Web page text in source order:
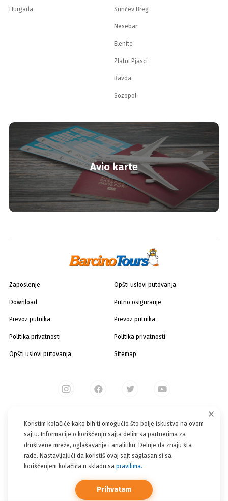
Hurgada Sunčev Breg
Nesebar
Elenite
Zlatni Pjasci
Ravda
Sozopol
Avio karte
Zaposlenje
Download
Prevoz putnika
Politika privatnosti
Opšti uslovi putovanja
Opšti uslovi putovanja
Putno osiguranje
Prevoz putnika
Politika privatnosti
Sitemap
Sajt turističke agencije BARCINO TOURS je informativnog karaktera.
Iako nastojimo da ga redovno ažuriramo, postoji mogućnost različitih
informacija od trenutno važećih. Molimo Vas da sve informacije
proverite direktno u agenciji putem telefona, email-a ili lično. Hvala na
Koristim kolačiće kako bih ti omogućio što bolje iskustvo na ovom
sajtu. Informacije o korišćenju sajta delim sa partnerima za
društvene mreže, oglašavanje i analitiku. Deluje da znaju šta
rade. Nastavljajući da koristiš ovaj sajt saglasan si sa
korišćenjem kolačića u skladu sa pravilima.
Prihvatam